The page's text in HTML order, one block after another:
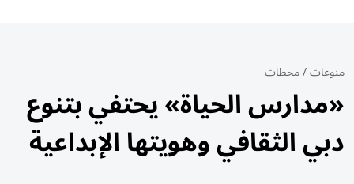
منوعات/محطات
«مدارس الحياة» يحتفي بتنوع
دبي الثقافي وهويتها الإبداعية